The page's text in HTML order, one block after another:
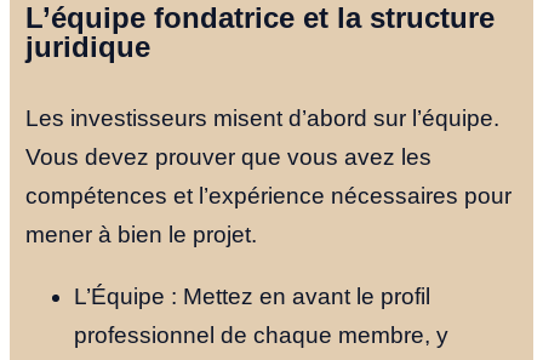
L’équipe fondatrice et la structure
juridique
Les investisseurs misent d’abord sur l’équipe.
Vous devez prouver que vous avez les
compétences et l’expérience nécessaires pour
mener à bien le projet.
L’Équipe : Mettez en avant le profil
professionnel de chaque membre, y